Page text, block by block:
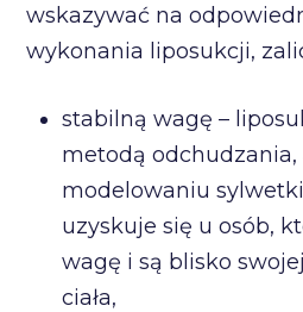
wskazywać na
wykonania liposukcji,
stabilną wagę –
metodą odchudzania,
modelowaniu
uzyskuje się u osób,
wagę i są blisko
ciała,